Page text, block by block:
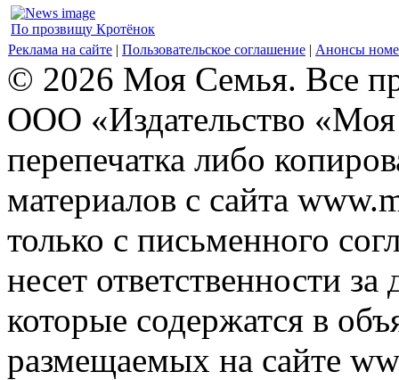
По прозвищу Кротёнок
Реклама на сайте | Пользовательское соглашение | Анонсы
© 2026 Моя Семья. Все
ООО «Издательство
перепечатка либо
материалов с сайта
только с письменного
несет ответственности
которые содержатся в
размещаемых на сайте